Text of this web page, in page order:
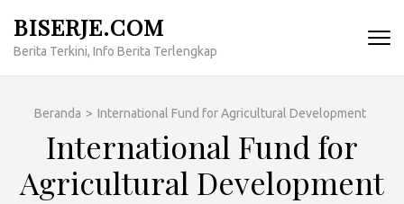
konten
BISERJE.COM
Berita Terkini, Info Berita Terlengkap
Beranda > International Fund for Agricultural Development
International Fund for
Agricultural Development